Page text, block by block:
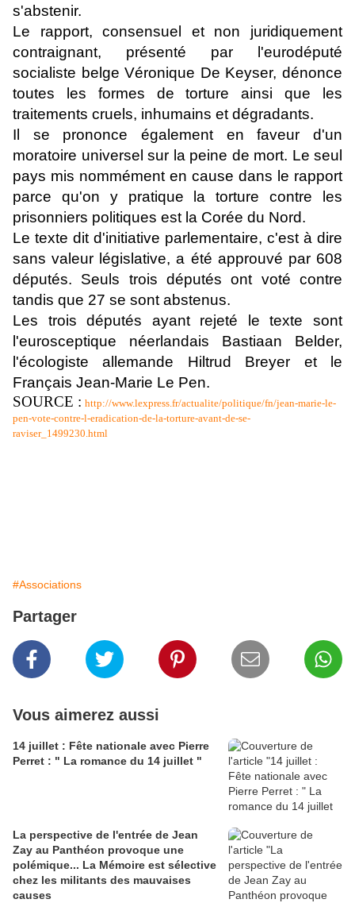
s'abstenir.
Le rapport, consensuel et non juridiquement
contraignant, présenté par l'eurodéputé
socialiste belge Véronique De Keyser, dénonce
toutes les formes de torture ainsi que les
traitements cruels, inhumains et dégradants.
Il se prononce également en faveur d'un
moratoire universel sur la peine de mort. Le seul
pays mis nommément en cause dans le rapport
parce qu'on y pratique la torture contre les
prisonniers politiques est la Corée du Nord.
Le texte dit d'initiative parlementaire, c'est à dire
sans valeur législative, a été approuvé par 608
députés. Seuls trois députés ont voté contre
tandis que 27 se sont abstenus.
Les trois députés ayant rejeté le texte sont
l'eurosceptique néerlandais Bastiaan Belder,
l'écologiste allemande Hiltrud Breyer et le
Français Jean-Marie Le Pen.
SOURCE : http://www.lexpress.fr/actualite/politique/fn/jean-marie-le-
pen-vote-contre-l-eradication-de-la-torture-avant-de-se-
raviser_1499230.html
#Associations
Partager
Vous aimerez aussi
14 juillet : Fête nationale avec Pierre
Perret : " La romance du 14 juillet "
La perspective de l'entrée de Jean
Zay au Panthéon provoque une
polémique... La Mémoire est sélective
chez les militants des mauvaises
causes